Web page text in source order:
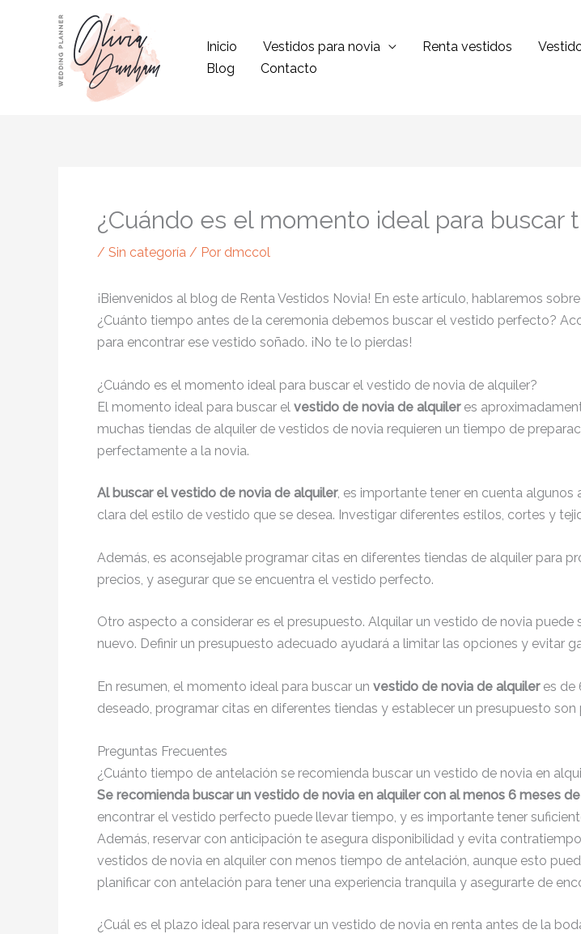
contenido
Inicio Vestidos para novia Renta vestidos
Blog
Contacto
¿Cuándo es el momento ideal para buscar
/ Sin categoría / Por dmccol
¡Bienvenidos al blog de Renta Vestidos Novia! En este artículo, hablaremos
¿Cuánto tiempo antes de la ceremonia debemos buscar el vestido perfecto?
para encontrar ese vestido soñado. ¡No te lo pierdas!
¿Cuándo es el momento ideal para buscar el vestido de novia de alquiler?
El momento ideal para buscar el vestido de novia de alquileres
muchas tiendas de alquiler de vestidos de novia requieren un tiempo de
perfectamente a la novia.
Al buscar el vestido de novia de alquiler, es importante tener en cuenta algunos
clara del estilo de vestido que se desea. Investigar diferentes estilos, cortes y
Además, es aconsejable programar citas en diferentes tiendas de alquiler para
precios, y asegurar que se encuentra el vestido perfecto.
Otro aspecto a considerar es el presupuesto. Alquilar un vestido de novia
nuevo. Definir un presupuesto adecuado ayudará a limitar las opciones y evitar
En resumen, el momento ideal para buscar un vestido de novia de alquileres de
deseado, programar citas en diferentes tiendas y establecer un presupuesto
Preguntas Frecuentes
¿Cuánto tiempo de antelación se recomienda buscar un vestido de novia en
Se recomienda buscar un vestido de novia en alquiler con al menos 6 meses
encontrar el vestido perfecto puede llevar tiempo, y es importante tener
Además, reservar con anticipación te asegura disponibilidad y evita
vestidos de novia en alquiler con menos tiempo de antelación, aunque esto
planificar con antelación para tener una experiencia tranquila y asegurarte de
¿Cuál es el plazo ideal para reservar un vestido de novia en renta antes de la